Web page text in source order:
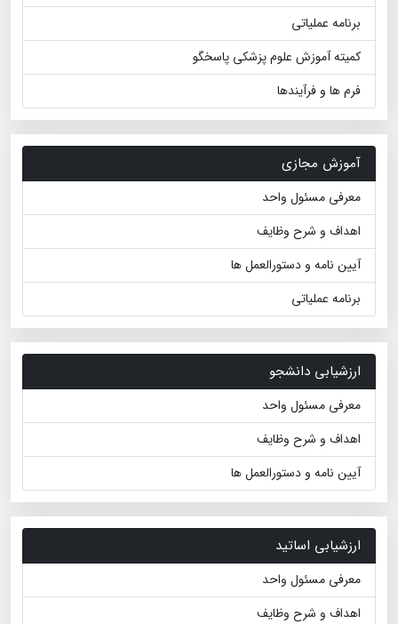
برنامه عملیاتی
کمیته آموزش علوم پزشکی پاسخگو
فرم ها و فرآیندها
آموزش مجازی
معرفی مسئول واحد
اهداف و شرح وظایف
آیین نامه و دستورالعمل ها
برنامه عملیاتی
ارزشیابی دانشجو
معرفی مسئول واحد
اهداف و شرح وظایف
آیین نامه و دستورالعمل ها
ارزشیابی اساتید
معرفی مسئول واحد
اهداف و شرح وظایف